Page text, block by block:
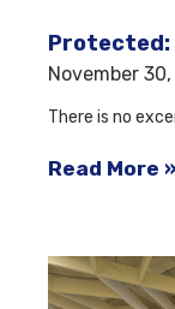
Protected:
November
There is no
Read More »